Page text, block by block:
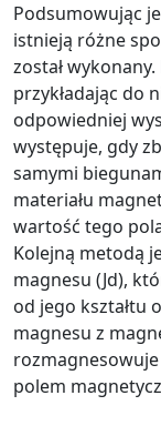
Podsumowując
istnieją różne
został
przykładając do
odpowiedniej
występuje, gdy
samymi
materiału
wartość tego
Kolejną metodą
magnesu (Jd),
od jego kształtu
magnesu z
polem